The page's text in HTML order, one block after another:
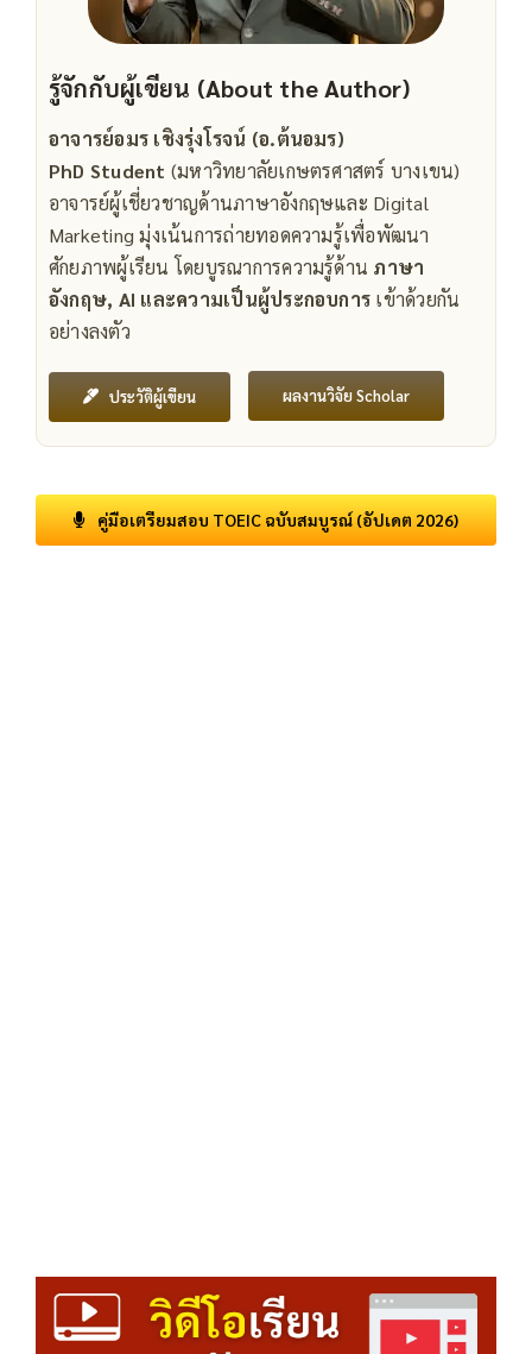
รู้จักกับผู้เขียน (About the Author)
อาจารย์อมร เชิงรุ่งโรจน์ (อ.ต้นอมร)
PhD Student (มหาวิทยาลัยเกษตรศาสตร์ บางเขน)
อาจารย์ผู้เชี่ยวชาญด้านภาษาอังกฤษและ Digital
Marketing มุ่งเน้นการถ่ายทอดความรู้เพื่อพัฒนา
ศักยภาพผู้เรียน โดยบูรณาการความรู้ด้าน ภาษา
อังกฤษ, AI และความเป็นผู้ประกอบการ เข้าด้วยกัน
อย่างลงตัว
ประวัติผู้เขียน ผลงานวิจัย Scholar
คู่มือเตรียมสอบ TOEIC ฉบับสมบูรณ์ (อัปเดต 2026)